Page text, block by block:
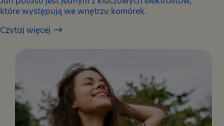
które występują we wnętrzu komórek.
Czytaj więcej
Jak